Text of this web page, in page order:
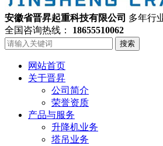
安徽省晋昇起重科技有限公司 多年行
全国咨询热线：
18655510062
搜索
网站首页
关于晋昇
公司简介
荣誉资质
产品与服务
升降机业务
塔吊业务